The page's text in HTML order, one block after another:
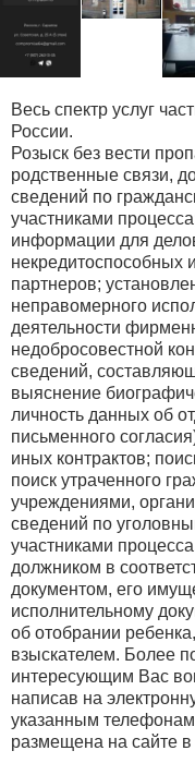
Весь спектр услуг
России.
Розыск без вести
родственные связи,
сведений по
участниками
информации для
некредитоспособных
партнеров;
неправомерного
деятельности
недобросовестной
сведений,
выяснение
личность данных об
письменного
иных контрактов;
поиск утраченного
учреждениями,
сведений по
участниками
должником в
документом, его
исполнительному
об отобрании
взыскателем. Более
интересующим Вас
написав на
указанным
размещена на сайте